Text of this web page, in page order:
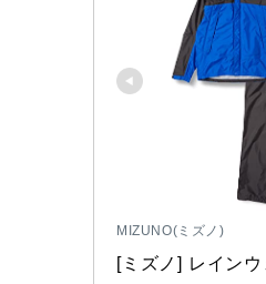
MIZUNO(ミズノ)
[ミズノ] レイン